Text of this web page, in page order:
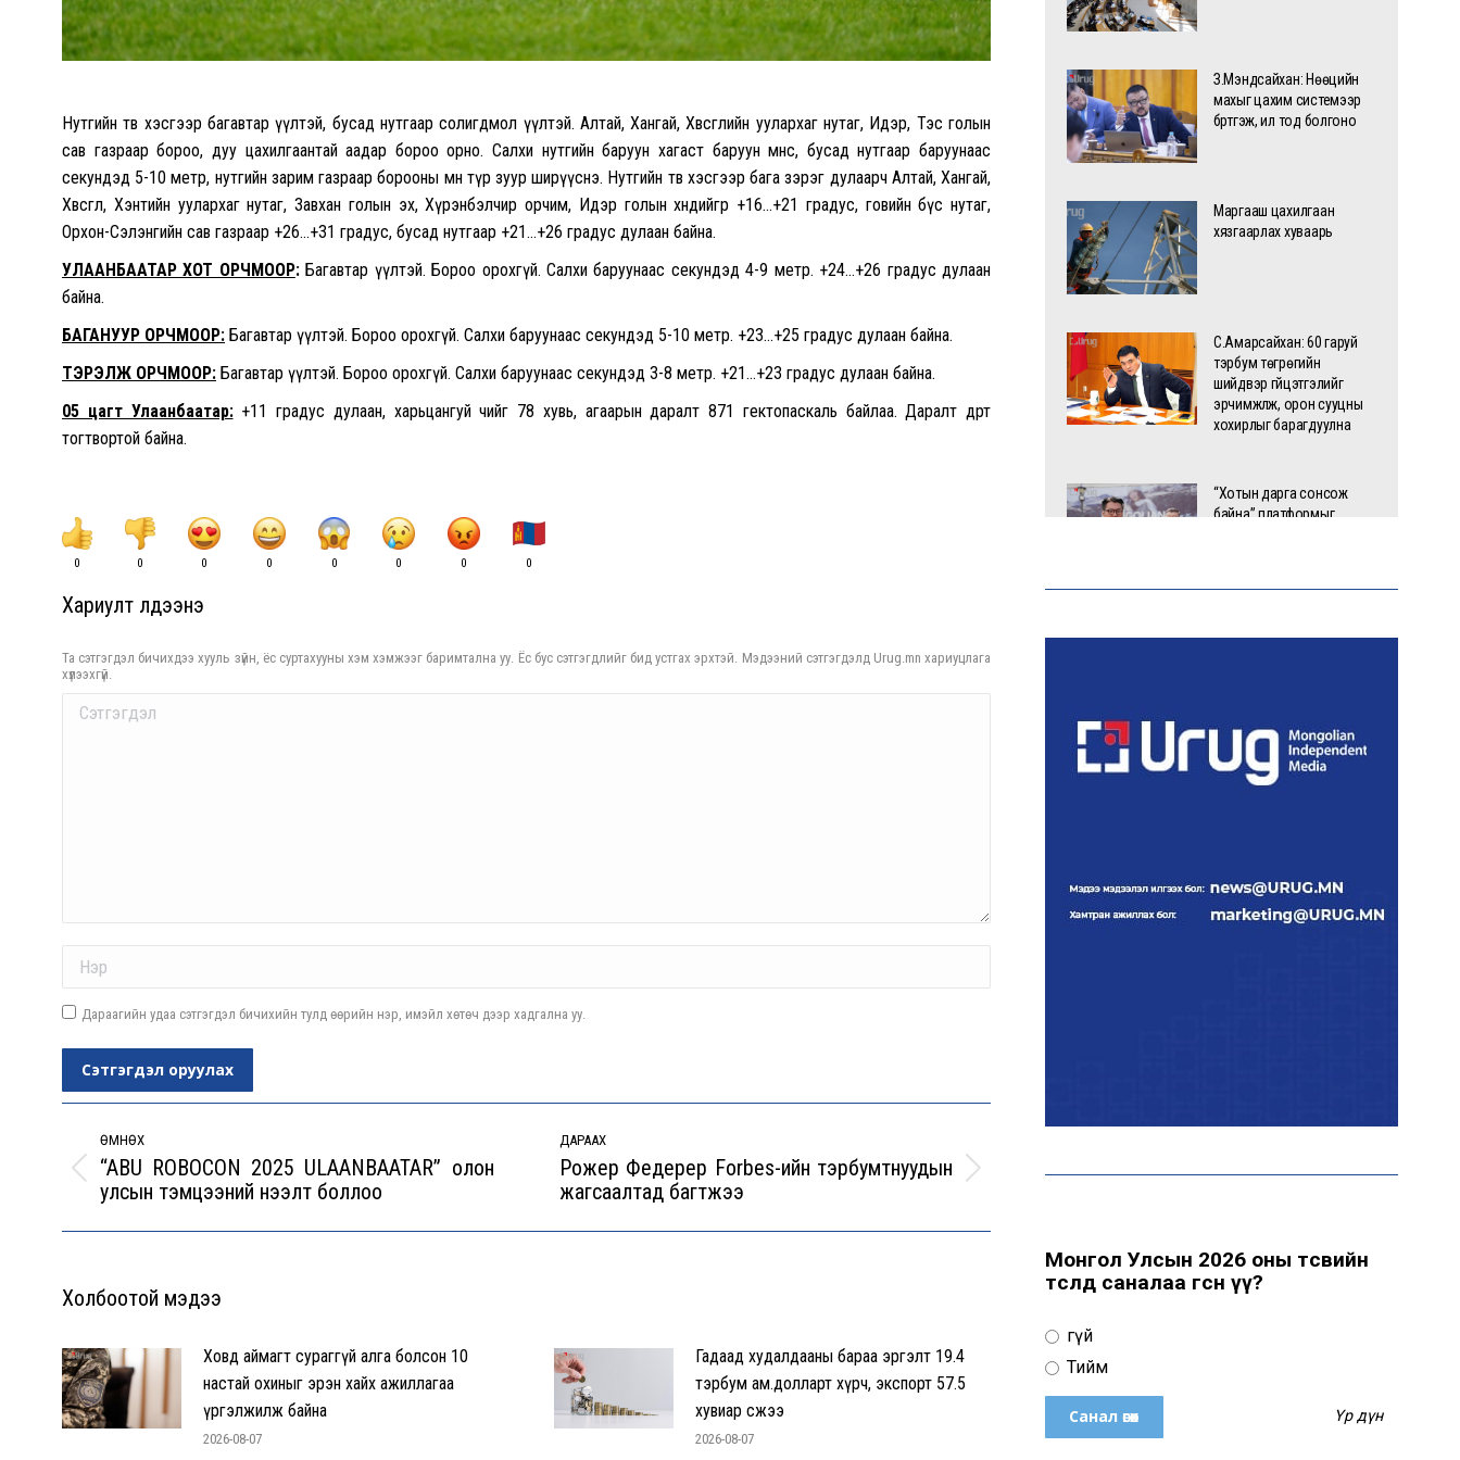
Нутгийн төв хэсгээр багавтар үүлтэй, бусад нутгаар солигдмол үүлтэй. Алтай, Хангай, Хөвсгөлийн уулархаг нутаг, Идэр, Тэс голын
сав газраар бороо, дуу цахилгаантай аадар бороо орно. Салхи нутгийн баруун хагаст баруун өмнөөс, бусад нутгаар баруунаас
секундэд 5-10 метр, нутгийн зарим газраар борооны өмнө түр зуур ширүүснэ. Нутгийн төв хэсгээр бага зэрэг дулаарч Алтай, Хангай,
Хөвсгөл, Хэнтийн уулархаг нутаг, Завхан голын эх, Хүрэнбэлчир орчим, Идэр голын хөндийгөөр +16…+21 градус, говийн бүс нутаг,
Орхон-Сэлэнгийн сав газраар +26…+31 градус, бусад нутгаар +21…+26 градус дулаан байна.
УЛААНБААТАР ХОТ ОРЧМООР:Багавтар үүлтэй. Бороо орохгүй. Салхи баруунаас секундэд 4-9 метр. +24…+26 градус дулаан
байна.
БАГАНУУР ОРЧМООР: Багавтар үүлтэй. Бороо орохгүй. Салхи баруунаас секундэд 5-10 метр. +23…+25 градус дулаан байна.
ТЭРЭЛЖ ОРЧМООР: Багавтар үүлтэй. Бороо орохгүй. Салхи баруунаас секундэд 3-8 метр. +21…+23 градус дулаан байна.
05 цагт Улаанбаатар:+11 градус дулаан, харьцангуй чийг 78 хувь, агаарын даралт 871 гектопаскаль байлаа. Даралт өдөртөө
тогтвортой байна.
0 0 0 0 0 0 0 0
Хариулт үлдээнэ үү
Та сэтгэгдэл бичихдээ хууль зүйн, ёс суртахууны хэм хэмжээг баримтална уу. Ёс бус сэтгэгдлийг бид устгах эрхтэй. Мэдээний сэтгэгдэлд Urug.mn хариуцлага
хүлээхгүй.
Comment
Дараагийн удаа сэтгэгдэл бичихийн тулд өөрийн нэр, имэйл хөтөч дээр хадгална уу.
Сэтгэгдэл оруулах
navigation
ӨМНӨХ
Previous
post:
“ABU ROBOCON 2025 ULAANBAATAR” олон
улсын тэмцээний нээлт боллоо
ДАРААХ
Next
Рожер Федерер Forbes-ийн тэрбумтнуудын
жагсаалтад багтжээ
Холбоотой мэдээ
Ховд аймагт сураггүй алга болсон 10
настай охиныг эрэн хайх ажиллагаа
үргэлжилж байна
2026-08-07
Гадаад худалдааны бараа эргэлт 19.4
тэрбум ам.долларт хүрч, экспорт 57.5
хувиар өсжээ
2026-08-07
З.Мэндсайхан: Нөөцийн
махыг цахим системээр
бүртгэж, ил тод болгоно
Маргааш цахилгаан
хязгаарлах хуваарь
С.Амарсайхан: 60 гаруй
тэрбум төгрөгийн
шийдвэр гүйцэтгэлийг
эрчимжүүлж, орон сууцны
хохирлыг барагдуулна
“Хотын дарга сонсож
байна” платформыг
А.Оргилмаа дэлхийн
аваргад дөрвөн төрөлд
Дэлхий даяар элсэн
чихрийн үнэ нэмэгдэх
төлөвтэй байна
Д.Амарбаясгалан: Зах
Монгол Улсын 2026 оны төсвийн
төсөлд саналаа өгсөн үү?
Үгүй
Тийм
Үр дүн